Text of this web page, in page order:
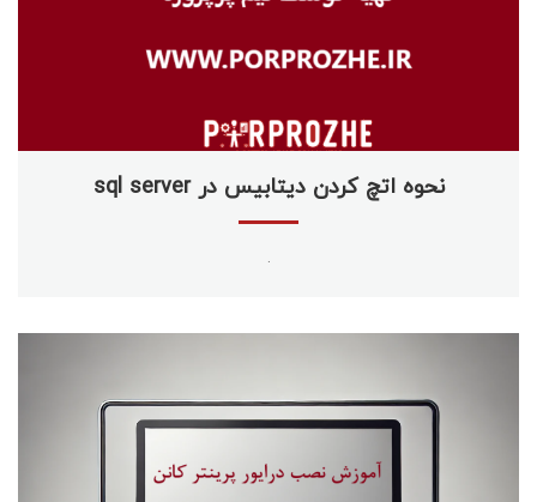
نحوه اتچ کردن دیتابیس در sql server
.